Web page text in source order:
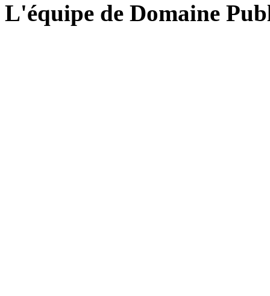
L'équipe de Domaine